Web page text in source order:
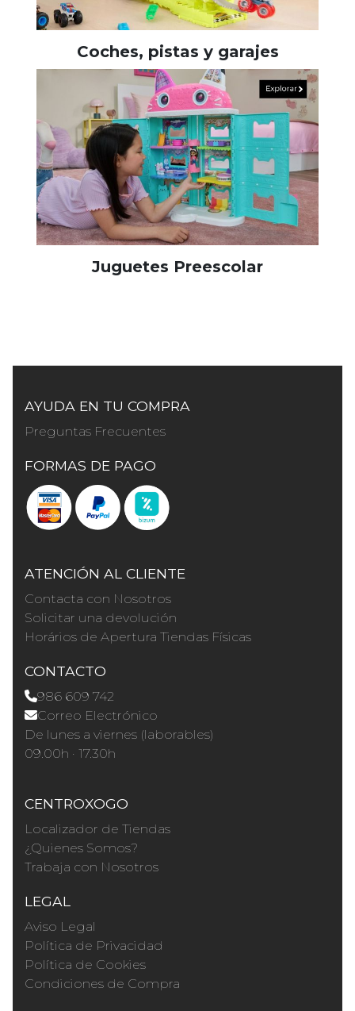
Coches, pistas y garajes
Juguetes Preescolar
AYUDA EN TU COMPRA
Preguntas Frecuentes
FORMAS DE PAGO
ATENCIÓN AL CLIENTE
Contacta con Nosotros
Solicitar una devolución
Horários de Apertura Tiendas Físicas
CONTACTO
986 609 742
Correo Electrónico
De lunes a viernes (laborables)
09.00h · 17.30h
CENTROXOGO
Localizador de Tiendas
¿Quienes Somos?
Trabaja con Nosotros
LEGAL
Aviso Legal
Política de Privacidad
Política de Cookies
Condiciones de Compra